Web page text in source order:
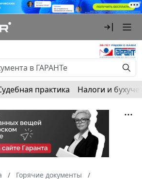
практика Налоги и
Горячие документы